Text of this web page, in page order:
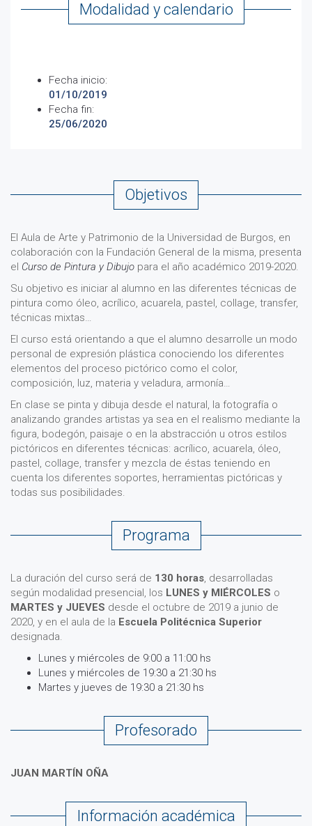
Modalidad y calendario
Fecha inicio:
01/10/2019
Fecha fin:
25/06/2020
Objetivos
El Aula de Arte y Patrimonio de la Universidad de Burgos, en
colaboración con la Fundación General de la misma, presenta
el Curso de Pintura y Dibujo para el año académico 2019-2020.
Su objetivo es iniciar al alumno en las diferentes técnicas de
pintura como óleo, acrílico, acuarela, pastel, collage, transfer,
técnicas mixtas…
El curso está orientando a que el alumno desarrolle un modo
personal de expresión plástica conociendo los diferentes
elementos del proceso pictórico como el color,
composición, luz, materia y veladura, armonía…
En clase se pinta y dibuja desde el natural, la fotografía o
analizando grandes artistas ya sea en el realismo mediante la
figura, bodegón, paisaje o en la abstracción u otros estilos
pictóricos en diferentes técnicas: acrílico, acuarela, óleo,
pastel, collage, transfer y mezcla de éstas teniendo en
cuenta los diferentes soportes, herramientas pictóricas y
todas sus posibilidades.
Programa
La duración del curso será de 130 horas, desarrolladas
según modalidad presencial, los LUNES y MIÉRCOLES o
MARTES y JUEVES desde el octubre de 2019 a junio de
2020, y en el aula de la Escuela Politécnica Superior
designada.
Lunes y miércoles de 9:00 a 11:00 hs
Lunes y miércoles de 19:30 a 21:30 hs
Martes y jueves de 19:30 a 21:30 hs
Profesorado
JUAN MARTÍN OÑA
Información académica